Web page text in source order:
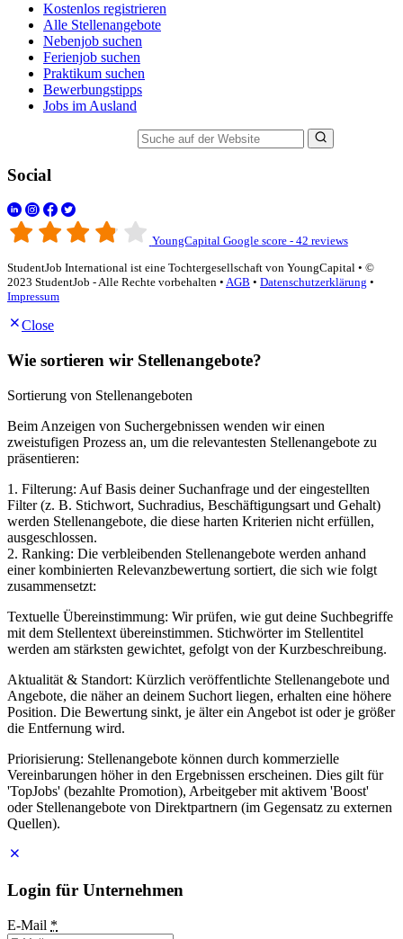
Kostenlos registrieren
Alle Stellenangebote
Nebenjob suchen
Ferienjob suchen
Praktikum suchen
Bewerbungstipps
Jobs im Ausland
Social
YoungCapital Google score - 42 reviews
StudentJob International ist eine Tochtergesellschaft von YoungCapital • ©
2023 StudentJob - Alle Rechte vorbehalten • AGB • Datenschutzerklärung •
Impressum
Close
Wie sortieren wir Stellenangebote?
Sortierung von Stellenangeboten
Beim Anzeigen von Suchergebnissen wenden wir einen
zweistufigen Prozess an, um die relevantesten Stellenangebote zu
präsentieren:
1. Filterung: Auf Basis deiner Suchanfrage und der eingestellten
Filter (z. B. Stichwort, Suchradius, Beschäftigungsart und Gehalt)
werden Stellenangebote, die diese harten Kriterien nicht erfüllen,
ausgeschlossen.
2. Ranking: Die verbleibenden Stellenangebote werden anhand
einer kombinierten Relevanzbewertung sortiert, die sich wie folgt
zusammensetzt:
Textuelle Übereinstimmung: Wir prüfen, wie gut deine Suchbegriffe
mit dem Stellentext übereinstimmen. Stichwörter im Stellentitel
werden am stärksten gewichtet, gefolgt von der Kurzbeschreibung.
Aktualität & Standort: Kürzlich veröffentlichte Stellenangebote und
Angebote, die näher an deinem Suchort liegen, erhalten eine höhere
Position. Die Bewertung sinkt, je älter ein Angebot ist oder je größer
die Entfernung wird.
Priorisierung: Stellenangebote können durch kommerzielle
Vereinbarungen höher in den Ergebnissen erscheinen. Dies gilt für
'TopJobs' (bezahlte Promotion), Arbeitgeber mit aktivem 'Boost'
oder Stellenangebote von Direktpartnern (im Gegensatz zu externen
Quellen).
Login für Unternehmen
E-Mail *